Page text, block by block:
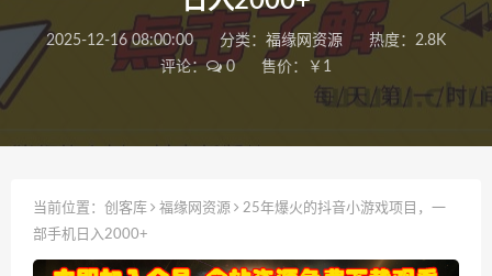
2025-12-16 08:00:00 分类： 福缘网资源
热度：2.8K
评论：
0 售价：￥1
当前位置： 创客库 福缘网资源
25年爆火的抖音小游戏项目，一
部手机日入2000+